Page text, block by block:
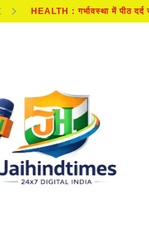
BREAKING NEWS : राहुल के